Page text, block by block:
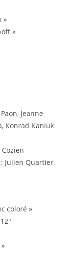
»
»
Jeanne
Konrad Kaniuk
: Julien Quartier,
coloré »